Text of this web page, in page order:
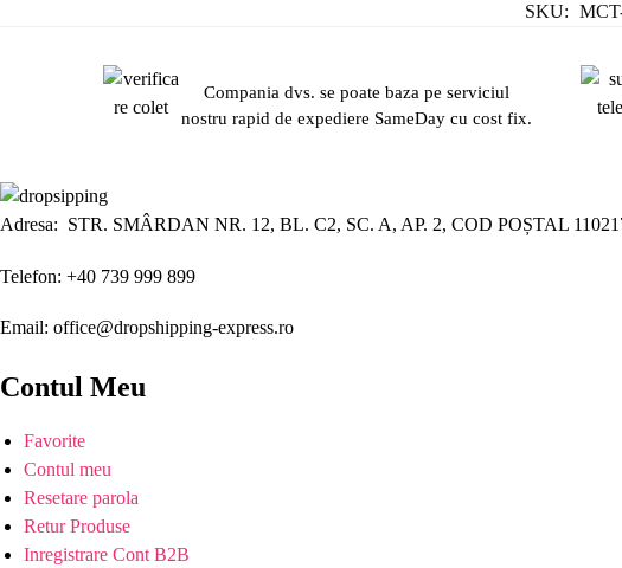
SKU:
Compania dvs. se poate baza pe serviciul
nostru rapid de expediere SameDay cu cost fix.
Adresa: STR. SMÂRDAN NR. 12, BL. C2, SC. A, AP. 2, COD POȘTAL
Telefon: +40 739 999 899
Email: office@dropshipping-express.ro
Contul Meu
Favorite
Contul meu
Resetare parola
Retur Produse
Inregistrare Cont B2B